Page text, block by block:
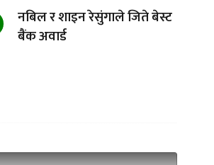
नबिल र शाइन रेसुंगाले जिते बेस्ट
बैंक अवार्ड